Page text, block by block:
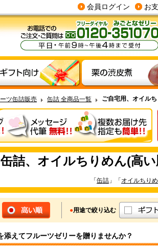
お
会員ログイン
ツ缶詰販売 缶詰 全商品一覧 ご自宅用、オイル
詰、オイルちりめん(高い
「 缶詰 」「 オイルちり
●用途で絞り込む
添えてフルーツゼリーを贈りませんか？